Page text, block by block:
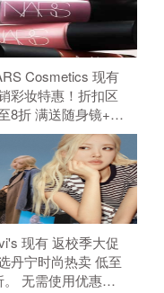
Cosmetics 现有
彩妆特惠！折扣区
8折 满送随身镜+送
包。 订单满$75送
身镜，满$100再送化
包，需要使用优惠
GIFTS。 优惠随时
失效。
现有 返校季大促
丹宁时尚热卖 低至
。 无需使用优惠